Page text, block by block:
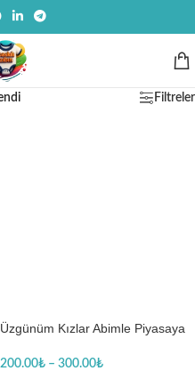
Filtreler
Üzgünüm Kızlar Abimle Piyasaya
Baskılı Zıbın
200.00₺ – 300.00₺